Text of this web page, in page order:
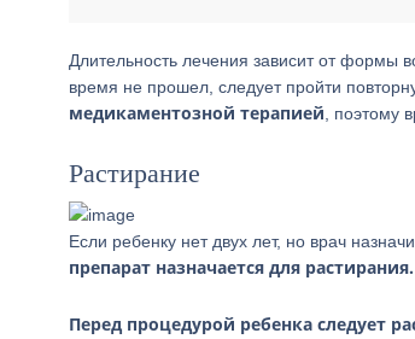
Длительность лечения зависит от формы
время не прошел, следует пройти
медикаментозной терапией , поэтому
Растирание
Если ребенку нет двух лет, но врач
препарат назначается для растирания.
Перед процедурой ребенка следует